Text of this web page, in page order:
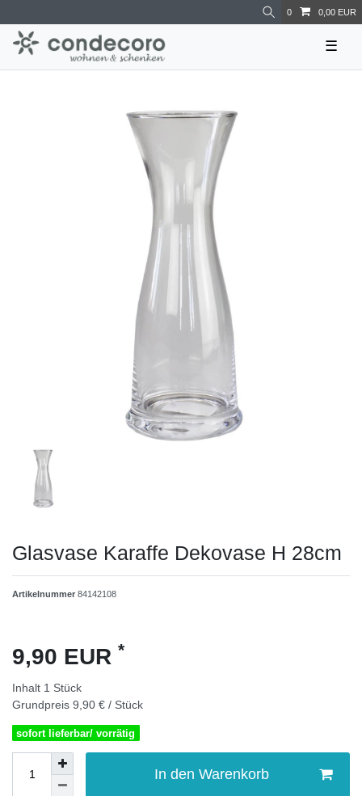
0 0,00 EUR
☰
Glasvase Karaffe Dekovase H 28cm
Artikelnummer 84142108
9,90 EUR *
Inhalt 1 Stück
Grundpreis 9,90 € / Stück
sofort lieferbar/ vorrätig
In den Warenkorb